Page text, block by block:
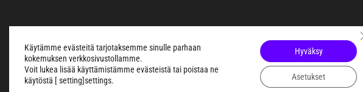
Käytämme evästeitä tarjotaksemme sinulle parhaan
kokemuksen verkkosivustollamme.
Voit lukea lisää käyttämistämme evästeistä tai poistaa ne
käytöstä [ setting]settings.
Hyväksy
Asetukset